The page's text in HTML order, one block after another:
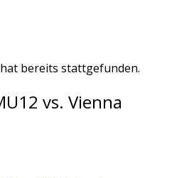
bereits stattgefunden.
vs. Vienna